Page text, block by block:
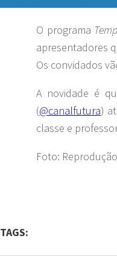
O programa
apresentadores
Os convidados
A novidade é
(@canalfutura)
classe e
Foto:
TAGS: